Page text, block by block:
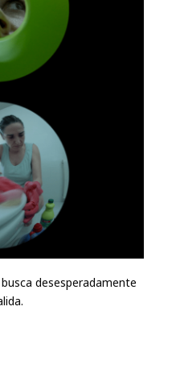
desesperadamente